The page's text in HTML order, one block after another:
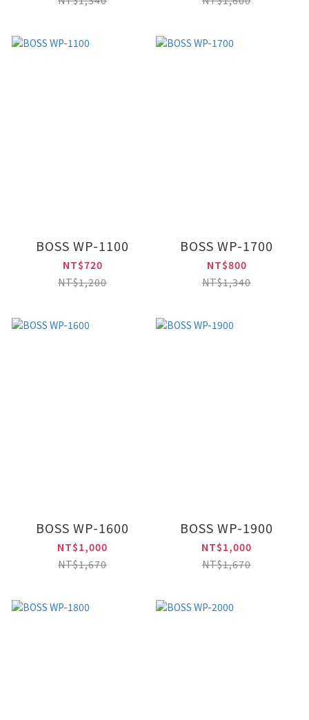
BOSS WP-1100
NT$720
NT$1,200
BOSS WP-1700
NT$800
NT$1,340
BOSS WP-1600
NT$1,000
NT$1,670
BOSS WP-1900
NT$1,000
NT$1,670